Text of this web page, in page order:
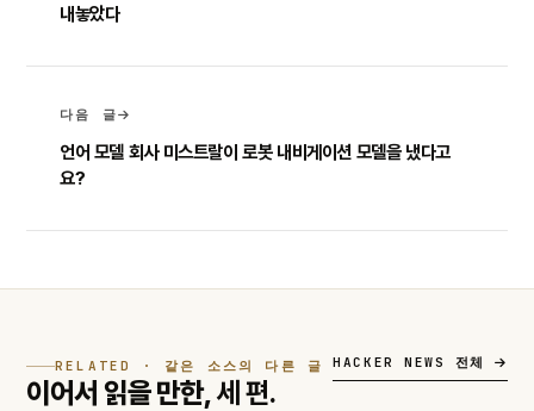
내놓았다
다음 글
언어 모델 회사 미스트랄이 로봇 내비게이션 모델을 냈다고
요?
RELATED · 같은 소스의 다른 글
이어서 읽을 만한,세 편.
HACKER NEWS 전체